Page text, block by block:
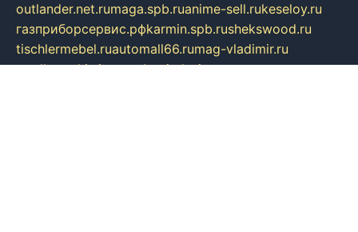
outlander.net.rumaga.spb.ruanime-sell.rukeseloy.ru
газприборсервис.рфkarmin.spb.rushekswood.ru
tischlermebel.ruautomall66.rumag-vladimir.ru
yardbar.rukiwitour.spb.ruindesign.com.ru